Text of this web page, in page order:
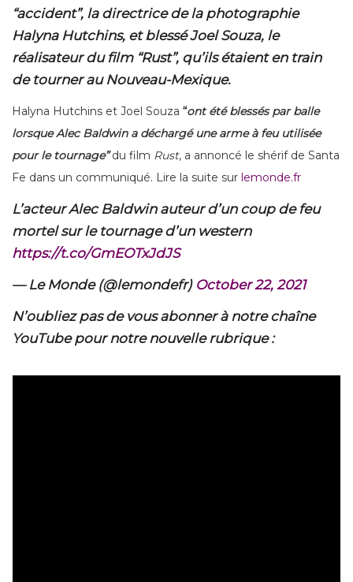
“accident”, la directrice de la photographie
Halyna Hutchins, et blessé Joel Souza, le
réalisateur du film “Rust”, qu’ils étaient en train
de tourner au Nouveau-Mexique.
Halyna Hutchins et Joel Souza “ont été blessés par balle
lorsque Alec Baldwin a déchargé une arme à feu utilisée
pour le tournage”du film Rust, a annoncé le shérif de Santa
Fe dans un communiqué. Lire la suite sur lemonde.fr
L’acteur Alec Baldwin auteur d’un coup de feu
mortel sur le tournage d’un western
https://t.co/GmEOTxJdJS
— Le Monde (@lemondefr) October 22, 2021
N’oubliez pas de vous abonner à notre chaîne
YouTube pour notre nouvelle rubrique :